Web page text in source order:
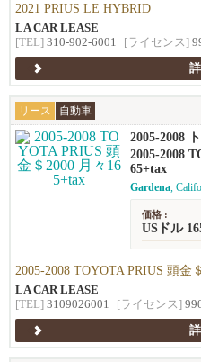
2021 PRIUS LE HYBRID
LA CAR LEASE
[TEL] 310-902-6001 [ライセンス]
リース 自動車
2005-2008
2005-2008
65+tax
Gardena,
価格 :
USドル
2005-2008 TOYOTA PRIUS 頭金
LA CAR LEASE
[TEL] 3109026001 [ライセンス]